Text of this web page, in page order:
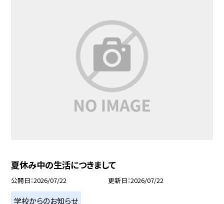
夏休み中の生活につきまして
公開日 2026/07/22 更新日 2026/07/22
学校からのお知らせ